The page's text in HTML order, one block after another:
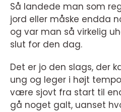
Så landede man som
jord eller måske endda
og var man så virkelig
slut for den dag.
Det er jo den slags, der
ung og leger i højt
være sjovt fra start til
gå noget galt, uanset